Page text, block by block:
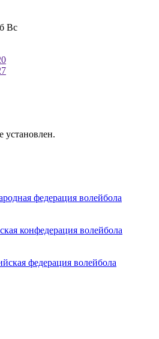
Вс
установлен.
федерация волейбола
конфедерация волейбола
федерация волейбола